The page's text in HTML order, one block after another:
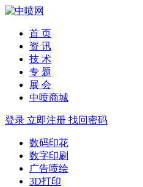
首 页
资 讯
技 术
专 题
展 会
中喷商城
登录 立即注册 找回密码
数码印花
数字印刷
广告喷绘
3D打印